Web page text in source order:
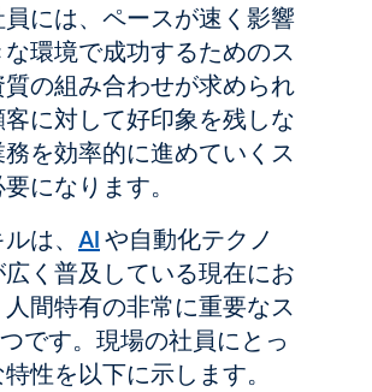
には、ペースが速く影響
環境で成功するためのス
の組み合わせが求められ
客に対して好印象を残しな
を効率的に進めていくス
になります。
は、 AIや自動化テクノ
広く普及している現在にお
間特有の非常に重要なス
です。現場の社員にとっ
性を以下に示します。